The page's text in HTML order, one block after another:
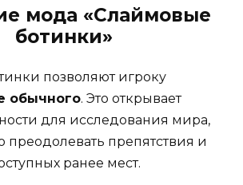
мода «Слаймовые
ботинки»
позволяют игроку
обычного. Это открывает
для исследования мира,
преодолевать препятствия и
ранее мест.